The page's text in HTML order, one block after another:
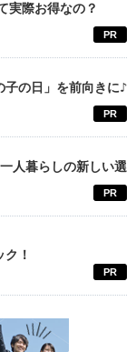
実際お得なの？
PR
子の日」を前向きに♪
PR
人暮らしの新しい選
PR
！
PR